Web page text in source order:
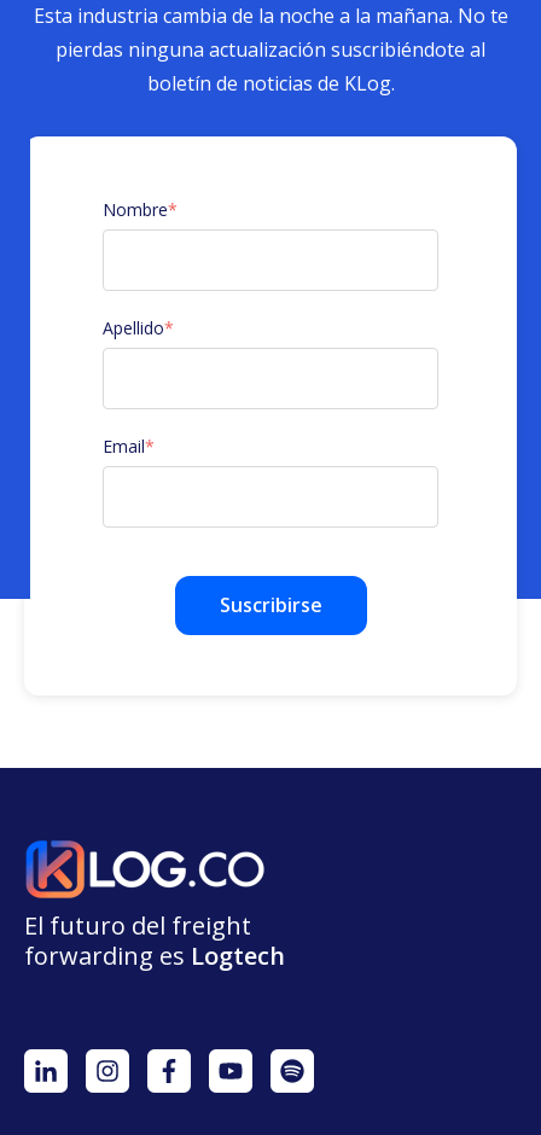
Esta industria cambia de la noche a la mañana. No te
pierdas ninguna actualización suscribiéndote al
boletín de noticias de KLog.
Nombre*
Apellido*
Email*
El futuro del freight
forwarding es Logtech